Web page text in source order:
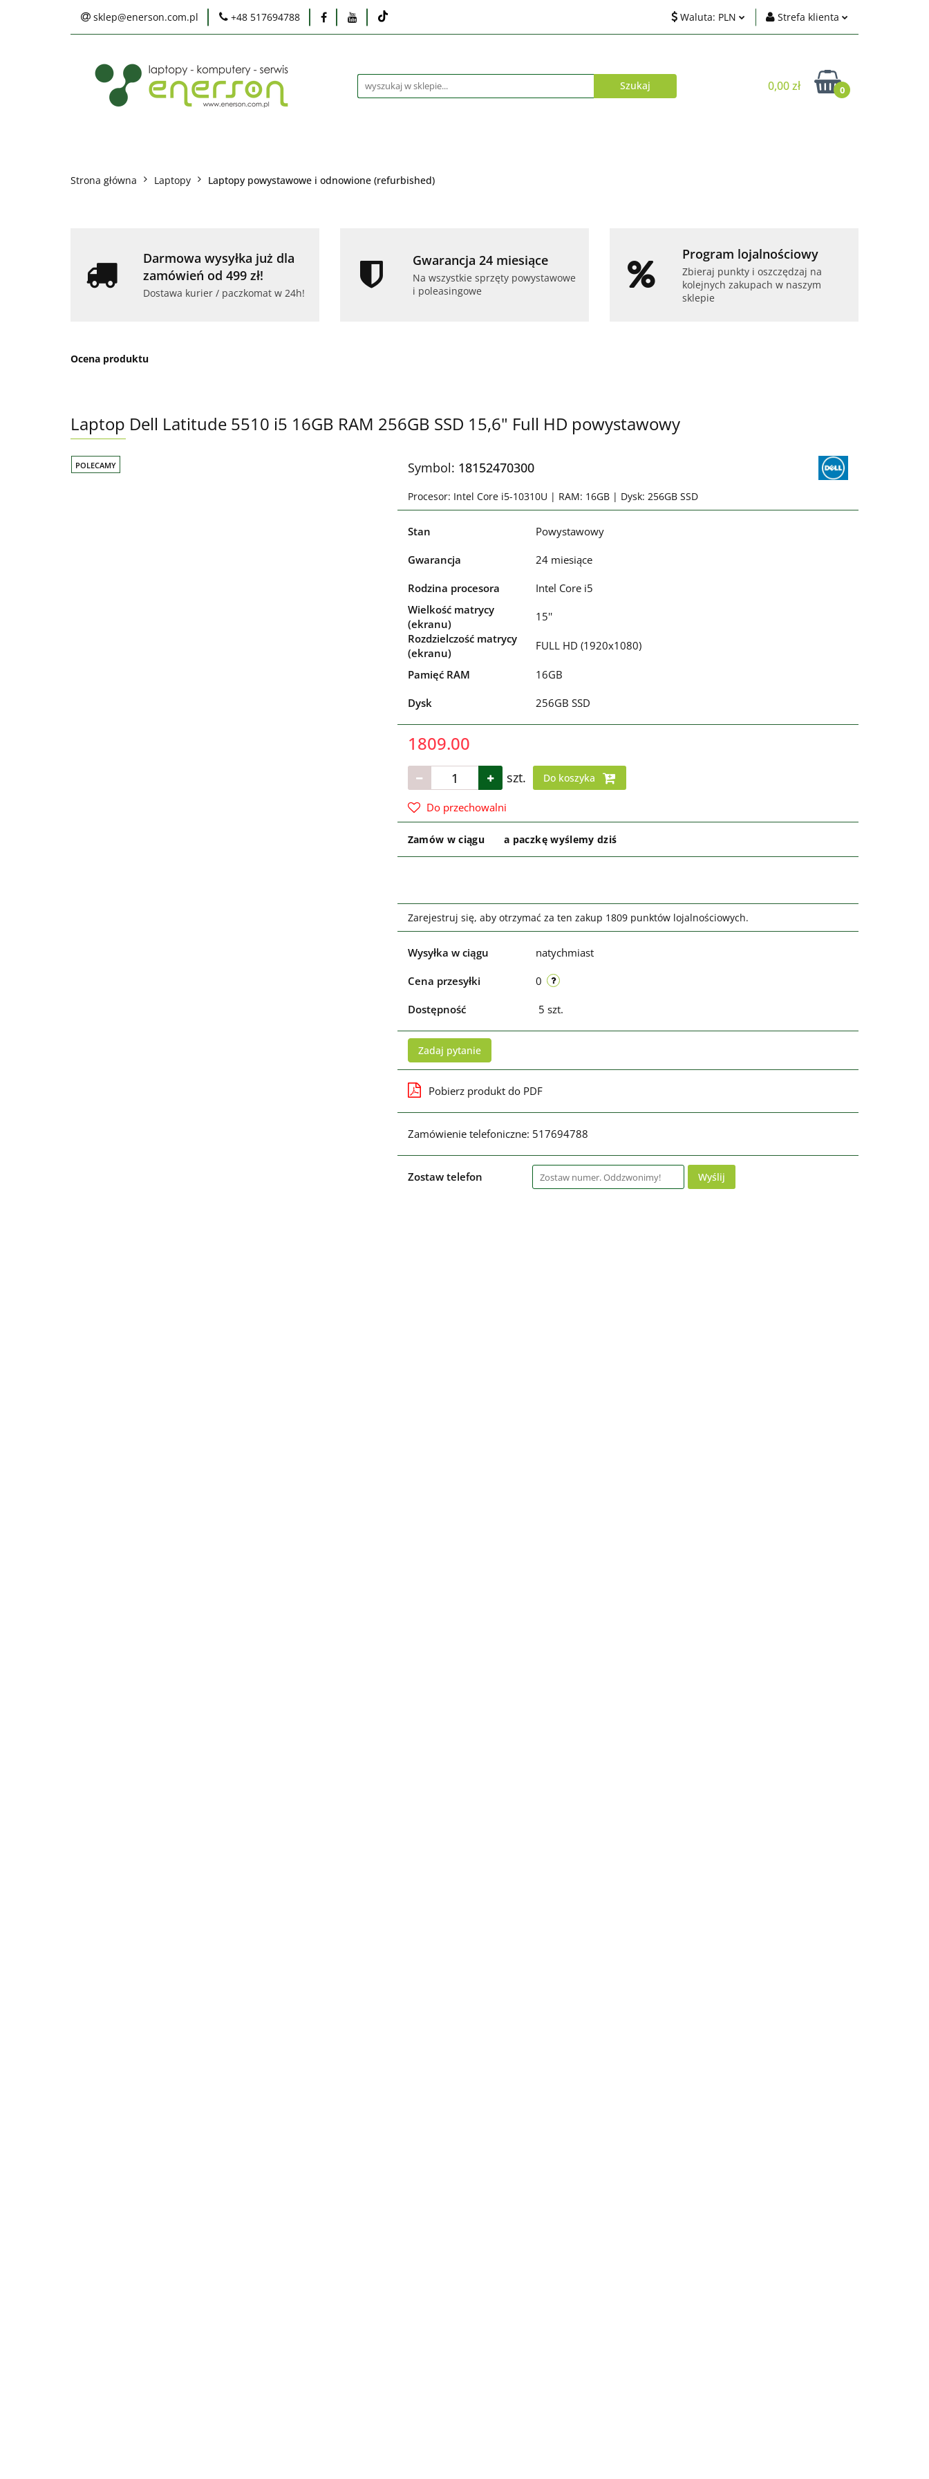
sklep@enerson.com.pl +48 517694788 Waluta: PLN Strefa klienta
Zarejestruj się
Dodaj zgłoszenie
0,00 zł 0
Serwis
Praca Ochrona środowiska Dlaczego poleasingowy?
Laptopy PC Monitory
Karty graficzne Akcesoria Telefony i tablety Serwis Praca
Strona główna Laptopy Laptopy powystawowe i odnowione (refurbished)
Darmowa wysyłka już dla
zamówień od 499 zł!
Dostawa kurier / paczkomat w 24h!
Gwarancja 24 miesiące
Na wszystkie sprzęty powystawowe
i poleasingowe
Program lojalnościowy
Zbieraj punkty i oszczędzaj na
kolejnych zakupach w naszym
sklepie
Ocena produktu
Laptop Dell Latitude 5510 i5 16GB RAM 256GB SSD 15,6" Full HD powystawowy
POLECAMY Symbol: 18152470300
Procesor: Intel Core i5-10310U | RAM: 16GB | Dysk: 256GB SSD
Stan Powystawowy
Gwarancja 24 miesiące
Rodzina procesora
Intel Core i5
Wielkość matrycy
(ekranu)
15''
Rozdzielczość matrycy
(ekranu)
FULL HD (1920x1080)
Pamięć RAM 16GB
Dysk 256GB SSD
1809.00
szt. Do koszyka
Do przechowalni
Zamów w ciągu a paczkę wyślemy dziś
Zarejestruj się, aby otrzymać za ten zakup 1809 punktów lojalnościowych.
Wysyłka w ciągu natychmiast
Cena przesyłki 0
Dostępność 5 szt.
Zadaj pytanie
Pobierz produkt do PDF
Zamówienie telefoniczne: 517694788
Zostaw telefon Wyślij